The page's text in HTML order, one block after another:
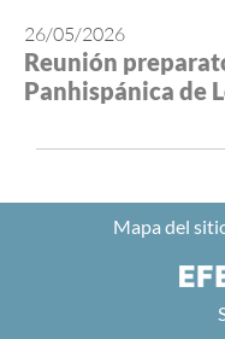
26/05/2026
Reunión
Panhispánica de
Mapa del